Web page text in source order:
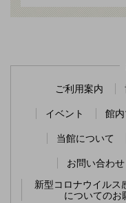
ご利用案内
イベント
館
当館について
お問い合わせ
新型コロナウイルス
についてのお